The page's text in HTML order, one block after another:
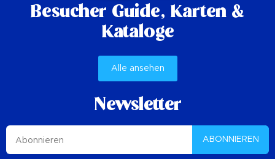
Besucher Guide, Karten &
Kataloge
Alle ansehen
Newsletter
ABONNIEREN